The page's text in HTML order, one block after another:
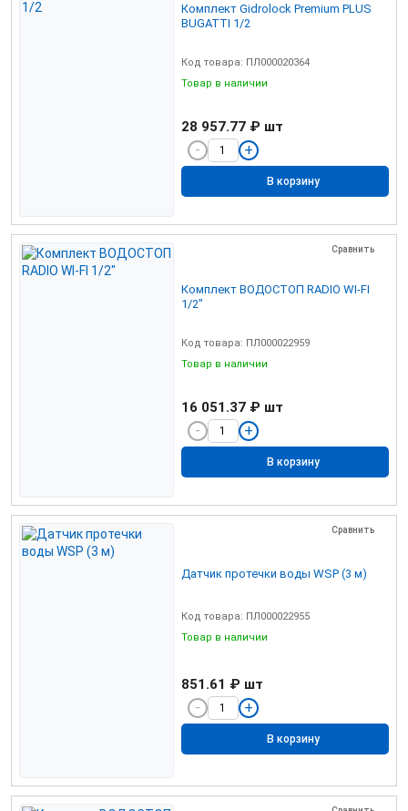
Комплект Gidrolock Premium PLUS
BUGATTI 1/2
Код товара: ПЛ000020364
Товар в наличии
28 957.77 ₽ шт
В корзину
Сравнить
Комплект ВОДОСТОП RADIO WI-FI
1/2"
Код товара: ПЛ000022959
Товар в наличии
16 051.37 ₽ шт
В корзину
Сравнить
Датчик протечки воды WSP (3 м)
Код товара: ПЛ000022955
Товар в наличии
851.61 ₽ шт
В корзину